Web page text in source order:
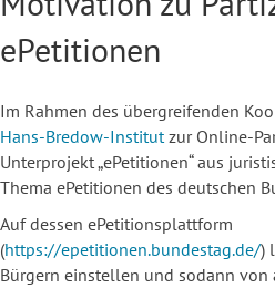
ePetitionen
Im Rahmen des übergreifenden
Hans-Bredow-Institutzur Online-
Unterprojekt „ePetitionen“ aus
Thema ePetitionen des deutschen
Auf dessen ePetitionsplattform
(https://epetitionen.bundestag.de/)
Bürgern einstellen und sodann von